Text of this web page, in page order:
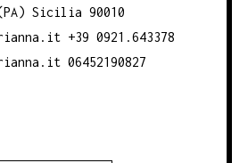
Sicilia 90010
+39 0921.643378
06452190827